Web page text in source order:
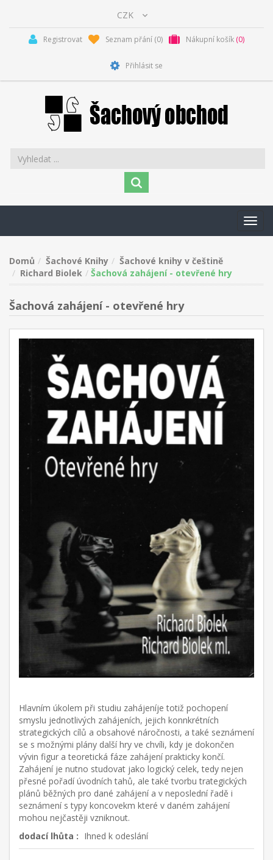
Registrovat Seznam přání (0) Nákupní košík (0)
Přihlásit se
Domů Šachové Knihy
Šachové knihy v češtině
Richard Biolek
Šachová zahájení - otevřené hry
Šachová zahájení - otevřené hry
Hlavním úkolem při studiu zahájeníje totiž pochopení
smyslu jednotlivých zahájeních, jejich konnkrétních
strategických cílů a obsahové náročnosti, a také seznámení
se s možnými plány další hry ve chvíli, kdy je dokončen
vývin figur a teoretická fáze zahájení prakticky končí.
Zahájení je nutno studovat jako logický celek, tedy nejen
přesné pořadí úvodních tahů, ale také tvorbu trategických
plánů běžných pro dané zahájení a v neposlední řadě i
seznámení s typy koncovekm které v daném zahájení
mohou nejčastěji vzniknout.
dodací lhůta : Ihned k odeslání